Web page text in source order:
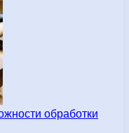
обработки